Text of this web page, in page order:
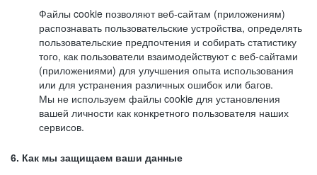
Файлы cookie позволяют веб-сайтам (приложениям)
распознавать пользовательские устройства, определять
пользовательские предпочтения и собирать статистику
того, как пользователи взаимодействуют с веб-сайтами
(приложениями) для улучшения опыта использования
или для устранения различных ошибок или багов.
Мы не используем файлы cookie для установления
вашей личности как конкретного пользователя наших
сервисов.
6. Как мы защищаем ваши данные